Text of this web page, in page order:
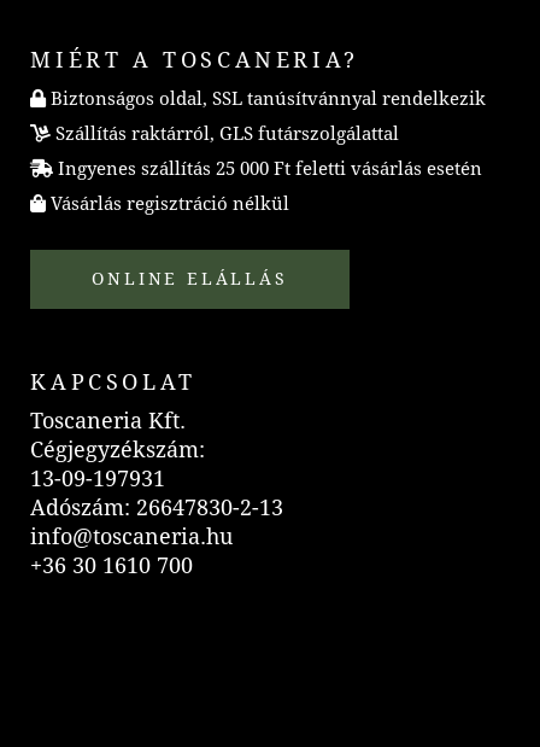
MIÉRT A TOSCANERIA?
Biztonságos oldal, SSL tanúsítvánnyal rendelkezik
Szállítás raktárról, GLS futárszolgálattal
Ingyenes szállítás 25 000 Ft feletti vásárlás esetén
Vásárlás regisztráció nélkül
ONLINE ELÁLLÁS
KAPCSOLAT
Toscaneria Kft.
Cégjegyzékszám:
13-09-197931
Adószám: 26647830-2-13
info@toscaneria.hu
+36 30 1610 700